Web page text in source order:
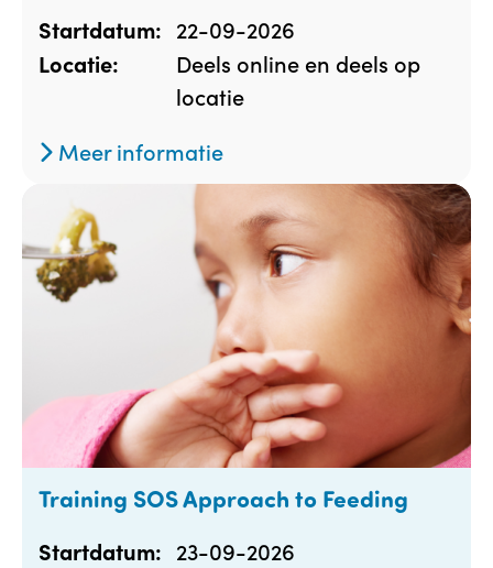
Startdatum: 22-09-2026
Locatie:
Deels online en deels op
locatie
Meer informatie
Training SOS Approach to Feeding
Startdatum: 23-09-2026